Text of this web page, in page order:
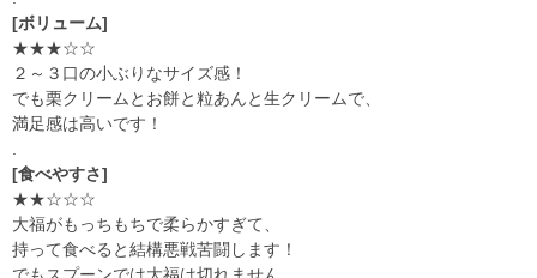
[ボリューム]
★★★☆☆
２～３口の小ぶりなサイズ感！
でも栗クリームとお餅と粒あんと生クリームで、
満足感は高いです！
[食べやすさ]
★★☆☆☆
大福がもっちもちで柔らかすぎて、
持って食べると結構悪戦苦闘します！